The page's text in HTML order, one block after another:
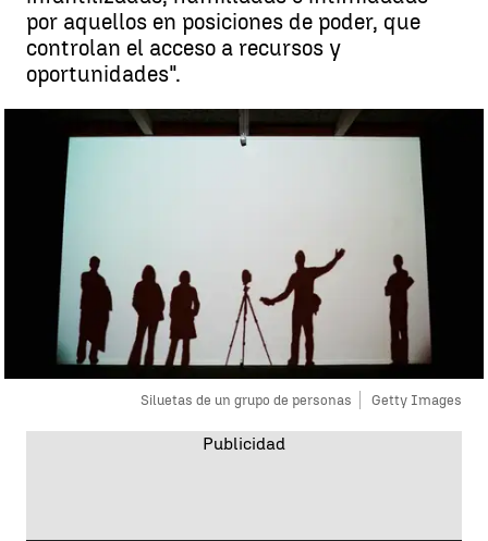
por aquellos en posiciones de poder, que
controlan el acceso a recursos y
oportunidades".
Siluetas de un grupo de personas Getty Images